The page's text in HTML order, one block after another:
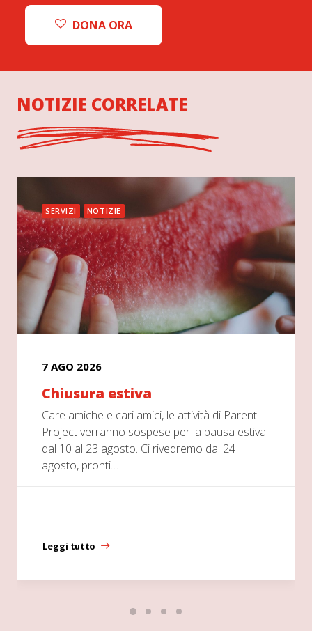
DONA ORA
NOTIZIE CORRELATE
SERVIZI NOTIZIE
7 AGO 2026
Chiusura estiva
Care amiche e cari amici, le attività di Parent
Project verranno sospese per la pausa estiva
dal 10 al 23 agosto. Ci rivedremo dal 24
agosto, pronti…
Leggi tutto